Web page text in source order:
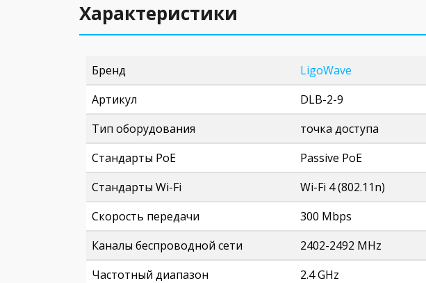
Характеристики
Бренд
LigoWave
Артикул
DLB-2-9
Тип оборудования
точка доступа
Стандарты PoE
Passive PoE
Стандарты Wi-Fi
Wi-Fi 4 (802.11n)
Скорость передачи
300 Mbps
Каналы беспроводной сети
2402-2492 MHz
Частотный диапазон
2.4 GHz